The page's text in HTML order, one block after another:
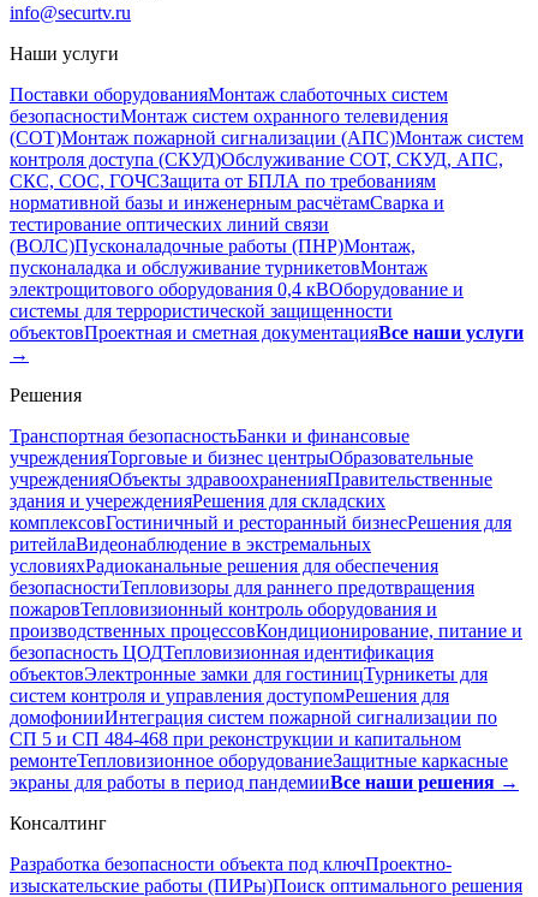
info@securtv.ru
Наши услуги
Поставки оборудованияМонтаж слаботочных систем
безопасностиМонтаж систем охранного телевидения
(СОТ)Монтаж пожарной сигнализации (АПС)Монтаж систем
контроля доступа (СКУД)Обслуживание СОТ, СКУД, АПС,
СКС, СОС, ГОЧСЗащита от БПЛА по требованиям
нормативной базы и инженерным расчётамСварка и
тестирование оптических линий связи
(ВОЛС)Пусконаладочные работы (ПНР)Монтаж,
пусконаладка и обслуживание турникетовМонтаж
электрощитового оборудования 0,4 кВОборудование и
системы для террористической защищенности
объектовПроектная и сметная документацияВсе наши услуги
→
Решения
Транспортная безопасностьБанки и финансовые
учрежденияТорговые и бизнес центрыОбразовательные
учрежденияОбъекты здравоохраненияПравительственные
здания и учережденияРешения для складских
комплексовГостиничный и ресторанный бизнесРешения для
ритейлаВидеонаблюдение в экстремальных
условияхРадиоканальные решения для обеспечения
безопасностиТепловизоры для раннего предотвращения
пожаровТепловизионный контроль оборудования и
производственных процессовКондиционирование, питание и
безопасность ЦОДТепловизионная идентификация
объектовЭлектронные замки для гостиницТурникеты для
систем контроля и управления доступомРешения для
домофонииИнтеграция систем пожарной сигнализации по
СП 5 и СП 484-468 при реконструкции и капитальном
ремонтеТепловизионное оборудованиеЗащитные каркасные
экраны для работы в период пандемииВсе наши решения →
Консалтинг
Разработка безопасности объекта под ключПроектно-
изыскательские работы (ПИРы)Поиск оптимального решения